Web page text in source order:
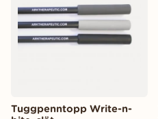
Tuggpenntopp Write-n-